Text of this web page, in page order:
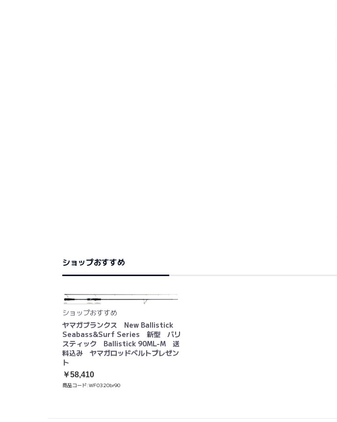
ショップおすすめ
ショップおすすめ
ヤマガブランクス New Ballistick
Seabass&Surf Series 新型 バリ
スティック Ballistick 90ML-M 送
料込み ヤマガロッドベルトプレゼン
ト
￥58,410
商品コード:WF0320br90